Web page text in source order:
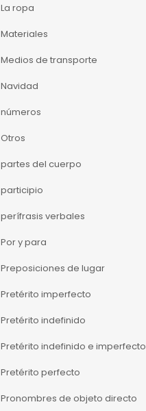
La ropa
Materiales
Medios de transporte
Navidad
números
Otros
partes del cuerpo
participio
perífrasis verbales
Por y para
Preposiciones de lugar
Pretérito imperfecto
Pretérito indefinido
Pretérito indefinido e imperfecto
Pretérito perfecto
Pronombres de objeto directo